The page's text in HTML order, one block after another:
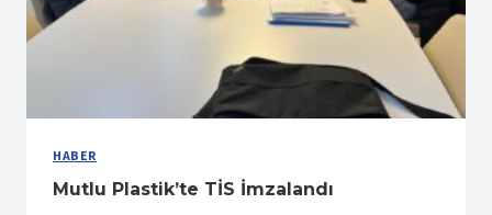
HABER
Mutlu Plastik’te TİS İmzalandı